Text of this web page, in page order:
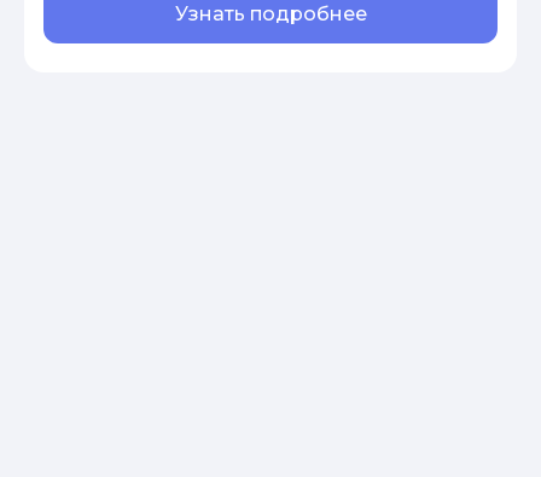
Узнать подробнее